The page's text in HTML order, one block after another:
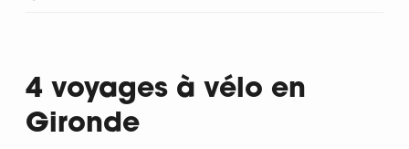
4 voyages à vélo en
Gironde